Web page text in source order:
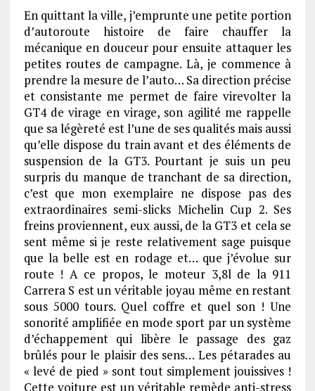
En quittant la ville, j’emprunte une petite portion
d’autoroute histoire de faire chauffer la
mécanique en douceur pour ensuite attaquer les
petites routes de campagne. Là, je commence à
prendre la mesure de l’auto… Sa direction précise
et consistante me permet de faire virevolter la
GT4 de virage en virage, son agilité me rappelle
que sa légèreté est l’une de ses qualités mais aussi
qu’elle dispose du train avant et des éléments de
suspension de la GT3. Pourtant je suis un peu
surpris du manque de tranchant de sa direction,
c’est que mon exemplaire ne dispose pas des
extraordinaires semi-slicks Michelin Cup 2. Ses
freins proviennent, eux aussi, de la GT3 et cela se
sent même si je reste relativement sage puisque
que la belle est en rodage et… que j’évolue sur
route ! A ce propos, le moteur 3,8l de la 911
Carrera S est un véritable joyau même en restant
sous 5000 tours. Quel coffre et quel son ! Une
sonorité amplifiée en mode sport par un système
d’échappement qui libère le passage des gaz
brûlés pour le plaisir des sens… Les pétarades au
« levé de pied » sont tout simplement jouissives !
Cette voiture est un véritable remède anti-stress